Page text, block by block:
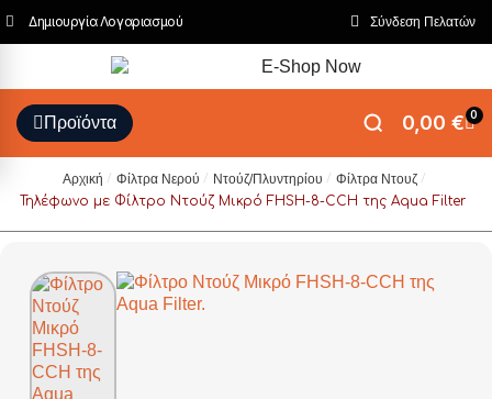
Δημιουργία Λογαριασμού Σύνδεση Πελατών
Προϊόντα 0,00 €
Αρχική Φίλτρα Νερού Ντούζ/Πλυντηρίου
Φίλτρα Ντουζ
Τηλέφωνο με Φίλτρο Ντούζ Μικρό FHSH-8-CCH της Aqua Filter